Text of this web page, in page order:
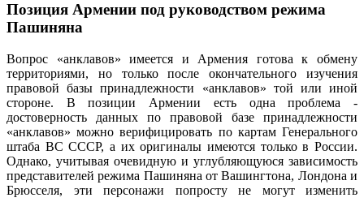
Позиция Армении под руководством режима
Пашиняна
Вопрос «анклавов» имеется и Армения готова к обмену
территориями, но только после окончательного изучения
правовой базы принадлежности «анклавов» той или иной
стороне. В позиции Армении есть одна проблема -
достоверность данных по правовой базе принадлежности
«анклавов» можно верифицировать по картам Генерального
штаба ВС СССР, а их оригиналы имеются только в России.
Однако, учитывая очевидную и углубляющуюся зависимость
представителей режима Пашиняна от Вашингтона, Лондона и
Брюсселя, эти персонажи попросту не могут изменить